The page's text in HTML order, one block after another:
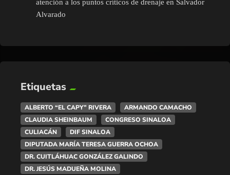
atención a los puntos críticos de drenaje en Salvador
Alvarado
Etiquetas
ALBERTO “EL CAPY” RIVERA
ARMANDO CAMACHO
CLAUDIA SHEINBAUM
CONGRESO SINALOA
CULIACÁN
DIF SINALOA
DIPUTADA MARÍA TERESA GUERRA OCHOA
DR. CUITLÁHUAC GONZÁLEZ GALINDO
DR. JESÚS MADUEÑA MOLINA